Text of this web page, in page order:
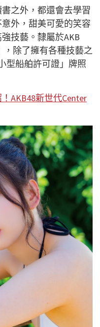
之外，都還會去學習
外，甜美可愛的笑容
技藝。隸屬於AKB
，除了擁有各種技藝之
型船舶許可證」牌照
AKB48新世代Center